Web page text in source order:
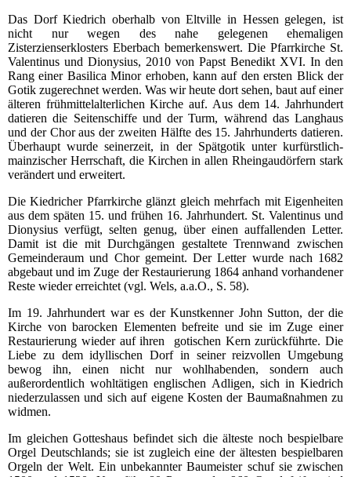
Das Dorf Kiedrich oberhalb von Eltville in Hessen gelegen, ist
nicht nur wegen des nahe gelegenen ehemaligen
Zisterzienserklosters Eberbach bemerkenswert. Die Pfarrkirche St.
Valentinus und Dionysius, 2010 von Papst Benedikt XVI. In den
Rang einer Basilica Minor erhoben, kann auf den ersten Blick der
Gotik zugerechnet werden. Was wir heute dort sehen, baut auf einer
älteren frühmittelalterlichen Kirche auf. Aus dem 14. Jahrhundert
datieren die Seitenschiffe und der Turm, während das Langhaus
und der Chor aus der zweiten Hälfte des 15. Jahrhunderts datieren.
Überhaupt wurde seinerzeit, in der Spätgotik unter kurfürstlich-
mainzischer Herrschaft, die Kirchen in allen Rheingaudörfern stark
verändert und erweitert.
Die Kiedricher Pfarrkirche glänzt gleich mehrfach mit Eigenheiten
aus dem späten 15. und frühen 16. Jahrhundert. St. Valentinus und
Dionysius verfügt, selten genug, über einen auffallenden Letter.
Damit ist die mit Durchgängen gestaltete Trennwand zwischen
Gemeinderaum und Chor gemeint. Der Letter wurde nach 1682
abgebaut und im Zuge der Restaurierung 1864 anhand vorhandener
Reste wieder erreichtet (vgl. Wels, a.a.O., S. 58).
Im 19. Jahrhundert war es der Kunstkenner John Sutton, der die
Kirche von barocken Elementen befreite und sie im Zuge einer
Restaurierung wieder auf ihren gotischen Kern zurückführte. Die
Liebe zu dem idyllischen Dorf in seiner reizvollen Umgebung
bewog ihn, einen nicht nur wohlhabenden, sondern auch
außerordentlich wohltätigen englischen Adligen, sich in Kiedrich
niederzulassen und sich auf eigene Kosten der Baumaßnahmen zu
widmen.
Im gleichen Gotteshaus befindet sich die älteste noch bespielbare
Orgel Deutschlands; sie ist zugleich eine der ältesten bespielbaren
Orgeln der Welt. Ein unbekannter Baumeister schuf sie zwischen